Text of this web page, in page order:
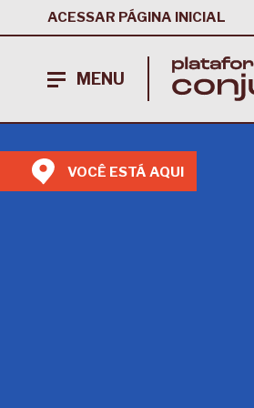
ACESSAR PÁGINA INICIAL
MENU
VOCÊ ESTÁ AQUI